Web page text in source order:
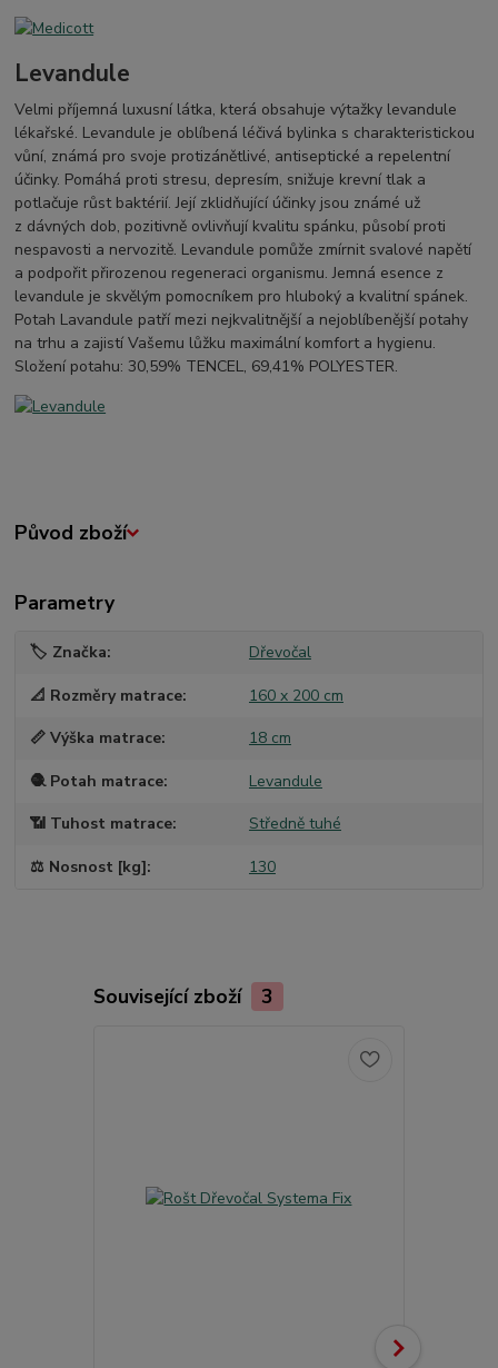
Levandule
Velmi příjemná luxusní látka, která obsahuje výtažky levandule
lékařské. Levandule je oblíbená léčivá bylinka s charakteristickou
vůní, známá pro svoje protizánětlivé, antiseptické a repelentní
účinky. Pomáhá proti stresu, depresím, snižuje krevní tlak a
potlačuje růst baktérií. Její zklidňující účinky jsou známé už
z dávných dob, pozitivně ovlivňují kvalitu spánku, působí proti
nespavosti a nervozitě. Levandule pomůže zmírnit svalové napětí
a podpořit přirozenou regeneraci organismu. Jemná esence z
levandule je skvělým pomocníkem pro hluboký a kvalitní spánek.
Potah Lavandule patří mezi nejkvalitnější a nejoblíbenější potahy
na trhu a zajistí Vašemu lůžku maximální komfort a hygienu.
Složení potahu: 30,59% TENCEL, 69,41% POLYESTER.
Původ zboží
Parametry
🏷️ Značka Dřevočal
📐 Rozměry matrace 160 x 200 cm
📏 Výška matrace 18 cm
🧶 Potah matrace Levandule
📶 Tuhost matrace Středně tuhé
⚖️ Nosnost [kg] 130
Související zboží 3